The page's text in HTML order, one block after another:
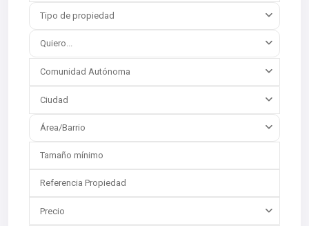
Tipo de propiedad
Quiero...
Comunidad Autónoma
Ciudad
Área/Barrio
Precio